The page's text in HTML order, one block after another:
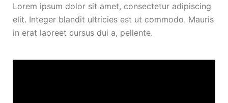
Lorem ipsum dolor sit amet, consectetur adipiscing
elit. Integer blandit ultricies est ut commodo. Mauris
in erat laoreet cursus dui a, pellente.